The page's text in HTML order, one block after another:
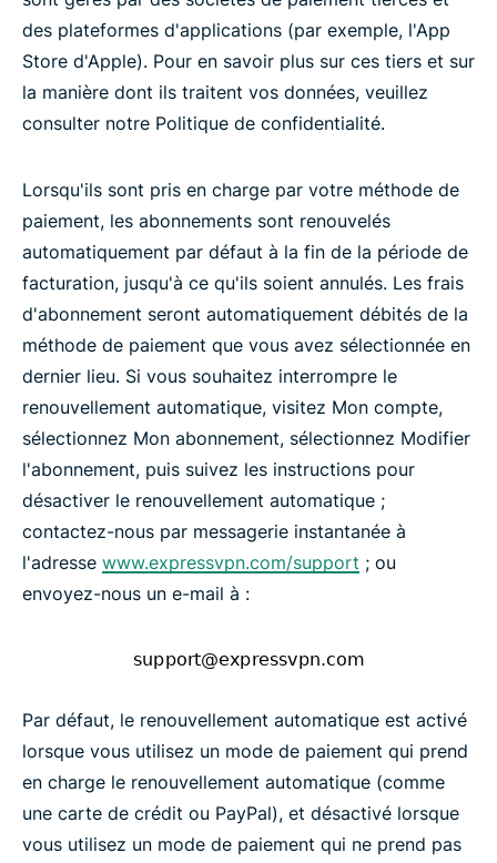
des plateformes d'applications (par exemple, l'App
Store d'Apple). Pour en savoir plus sur ces tiers et sur
la manière dont ils traitent vos données, veuillez
consulter notre Politique de confidentialité.
Lorsqu'ils sont pris en charge par votre méthode de
paiement, les abonnements sont renouvelés
automatiquement par défaut à la fin de la période de
facturation, jusqu'à ce qu'ils soient annulés. Les frais
d'abonnement seront automatiquement débités de la
méthode de paiement que vous avez sélectionnée en
dernier lieu. Si vous souhaitez interrompre le
renouvellement automatique, visitez Mon compte,
sélectionnez Mon abonnement, sélectionnez Modifier
l'abonnement, puis suivez les instructions pour
désactiver le renouvellement automatique ;
contactez-nous par messagerie instantanée à
l'adresse www.expressvpn.com/support ; ou
envoyez-nous un e-mail à :
Par défaut, le renouvellement automatique est activé
lorsque vous utilisez un mode de paiement qui prend
en charge le renouvellement automatique (comme
une carte de crédit ou PayPal), et désactivé lorsque
vous utilisez un mode de paiement qui ne prend pas